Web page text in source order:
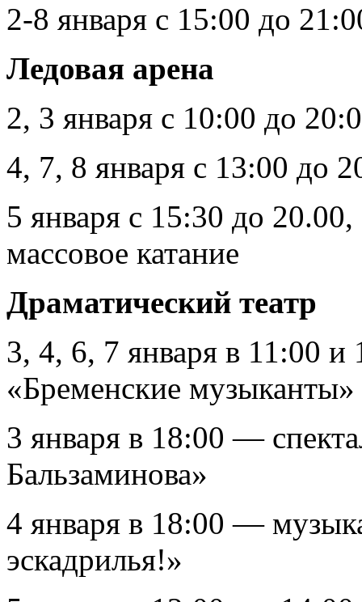
2-8 января с 15:00 до
Ледовая арена
2, 3 января с 10:00 до
4, 7, 8 января с 13:00 до
5 января с 15:30 до
массовое катание
Драматический театр
3, 4, 6, 7 января в 11:00
«Бременские музыканты»
3 января в 18:00 —
Бальзаминова»
4 января в 18:00 —
эскадрилья!»